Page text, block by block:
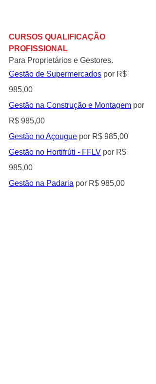
CURSOS QUALIFICAÇÃO
PROFISSIONAL
Para Proprietários e Gestores.
Gestão de Supermercados por R$
985,00
Gestão na Construção e Montagem por
R$ 985,00
Gestão no Açougue por R$ 985,00
Gestão no Hortifrúti - FFLV por R$
985,00
Gestão na Padaria por R$ 985,00